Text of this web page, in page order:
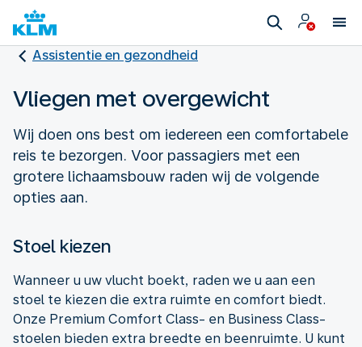
Assistentie en gezondheid
Vliegen met overgewicht
Wij doen ons best om iedereen een comfortabele
reis te bezorgen. Voor passagiers met een
grotere lichaamsbouw raden wij de volgende
opties aan.
Stoel kiezen
Wanneer u uw vlucht boekt, raden we u aan een
stoel te kiezen die extra ruimte en comfort biedt.
Onze Premium Comfort Class- en Business Class-
stoelen bieden extra breedte en beenruimte. U kunt